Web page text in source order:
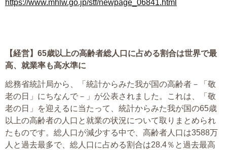
https://www.mhlw.go.jp/stf/newpage_06841.html
【経営】 65歳以上の高齢者総人口に占める割合は世界で最
高、就業率も高水準に
総務省統計局から、「統計からみた我が国の高齢者－「敬
老の日」にちなんで－」が公表されました。これは、「敬
老の日」を迎えるに当たって、統計からみた我が国の65歳
以上の高齢者の人口と就業の状況について取りまとめられ
たものです。総人口が減少する中で、高齢者人口は3588万
人と過去最多で、総人口に占める割合は28.4％と過去最高